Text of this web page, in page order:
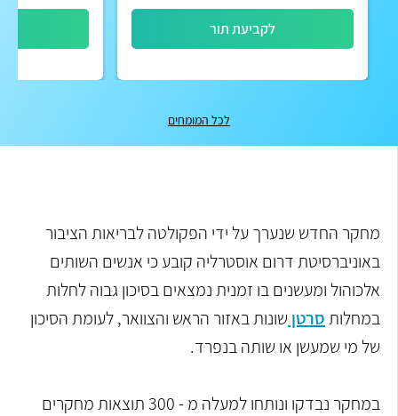
לקביעת תור
לכל המומחים
מחקר החדש שנערך על ידי הפקולטה לבריאות הציבור
באוניברסיטת דרום אוסטרליה קובע כי אנשים השותים
אלכוהול ומעשנים בו זמנית נמצאים בסיכון גבוה לחלות
במחלותסרטן שונות באזור הראש והצוואר, לעומת הסיכון
של מי שמעשן או שותה בנפרד.
במחקר נבדקו ונותחו למעלה מ - 300 תוצאות מחקרים